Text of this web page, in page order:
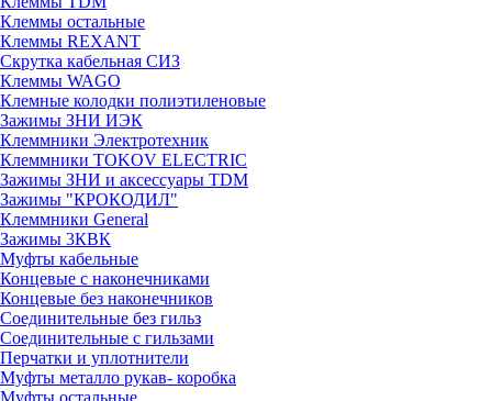
Клеммы остальные
Клеммы REXANT
Скрутка кабельная СИЗ
Клеммы WAGO
Клемные колодки полиэтиленовые
Зажимы ЗНИ ИЭК
Клеммники Электротехник
Клеммники TOKOV ELECTRIC
Зажимы ЗНИ и аксессуары TDM
Зажимы "КРОКОДИЛ"
Клеммники General
Зажимы 3КВК
Муфты кабельные
Концевые с наконечниками
Концевые без наконечников
Соединительные без гильз
Соединительные с гильзами
Перчатки и уплотнители
Муфты металло рукав- коробка
Муфты остальные